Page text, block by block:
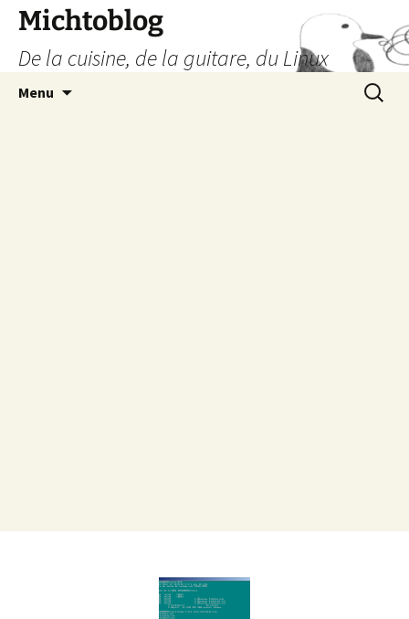
Aller
contenu
Michtoblog
De la cuisine, de la guitare, du Linux
Menu